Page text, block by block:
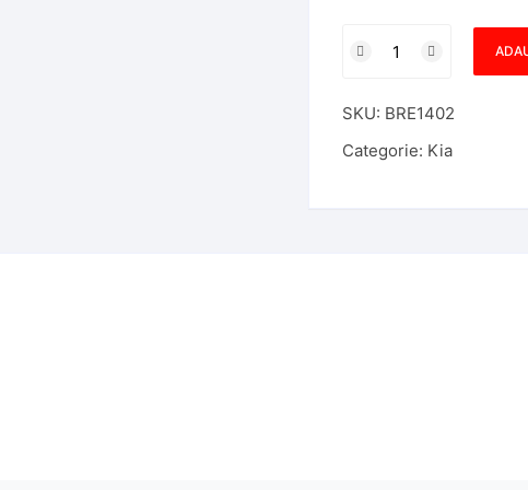
Carcasa
Kia
4
butoane
SKU: BRE1402
Categorie: Kia